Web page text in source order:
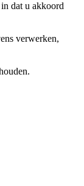
dat u akkoord
verwerken,